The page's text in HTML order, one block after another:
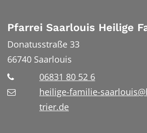
Pfarrei Saarlouis Heilige
Donatusstraße 33
66740 Saarlouis
06831 80 52 6
heilige-familie-
trier.de